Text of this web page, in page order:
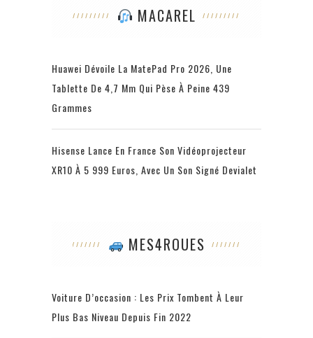
MACAREL
Huawei Dévoile La MatePad Pro 2026, Une
Tablette De 4,7 Mm Qui Pèse À Peine 439
Grammes
Hisense Lance En France Son Vidéoprojecteur
XR10 À 5 999 Euros, Avec Un Son Signé Devialet
MES4ROUES
Voiture D’occasion : Les Prix Tombent À Leur
Plus Bas Niveau Depuis Fin 2022